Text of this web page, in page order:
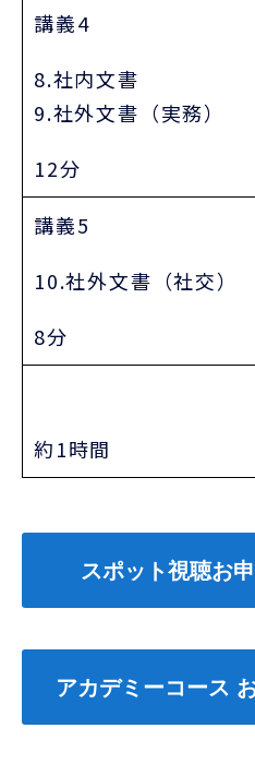
講義4
8.社内文書
9.社外文書（実務）
12分
講義5
10.社外文書（社交）
8分
約1時間
スポット視聴お
アカデミーコース